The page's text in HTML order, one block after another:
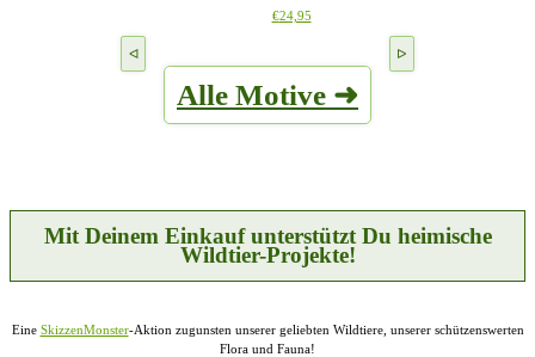
Optionen
Produktseite
gewählt
€24,95Dieses
Varianten
auf.
Produktseite
gewählt
werden
Alle Motive ➜
Mit Deinem Einkauf unterstützt Du heimische
Wildtier-Projekte!
Eine SkizzenMonster-Aktion zugunsten unserer geliebten Wildtiere, unserer schützenswerten
Flora und Fauna!